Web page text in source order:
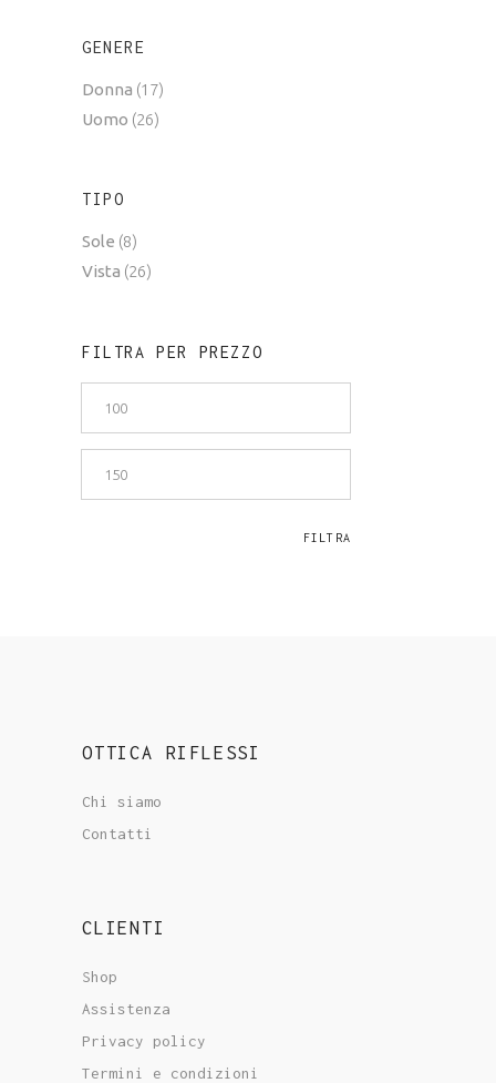
GENERE
Donna (17)
Uomo (26)
TIPO
Sole (8)
Vista (26)
FILTRA PER PREZZO
FILTRA
OTTICA RIFLESSI
Chi siamo
Contatti
CLIENTI
Shop
Assistenza
Privacy policy
Termini e condizioni